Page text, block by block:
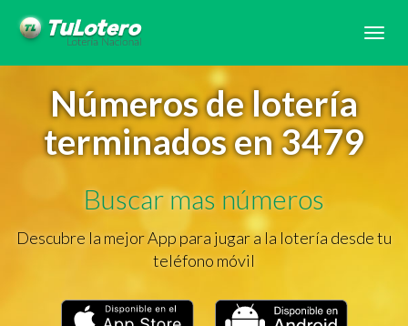
Números de lotería
terminados en 3479
Buscar mas números
Descubre la mejor App para jugar a la lotería desde tu
teléfono móvil